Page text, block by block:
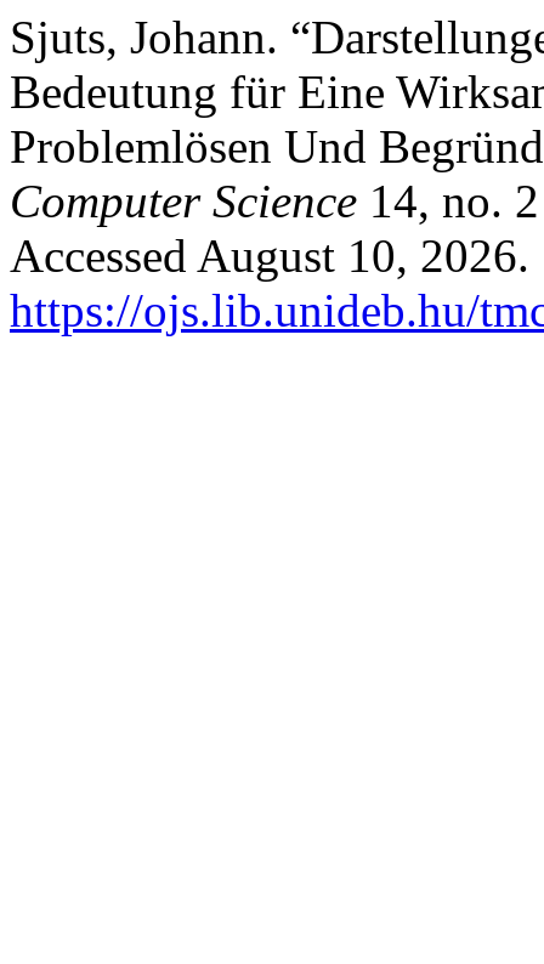
Sjuts, Johann.
Bedeutung für Eine
Problemlösen Und
Computer Science 14, no.
Accessed August 10, 2026.
https://ojs.lib.unideb.hu/